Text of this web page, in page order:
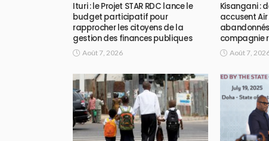
Ituri : le Projet STAR RDC lance le
budget participatif pour
rapprocher les citoyens de la
gestion des finances publiques
Août 7, 2026
Kisangani :
accusent
compagnie
Août 7,